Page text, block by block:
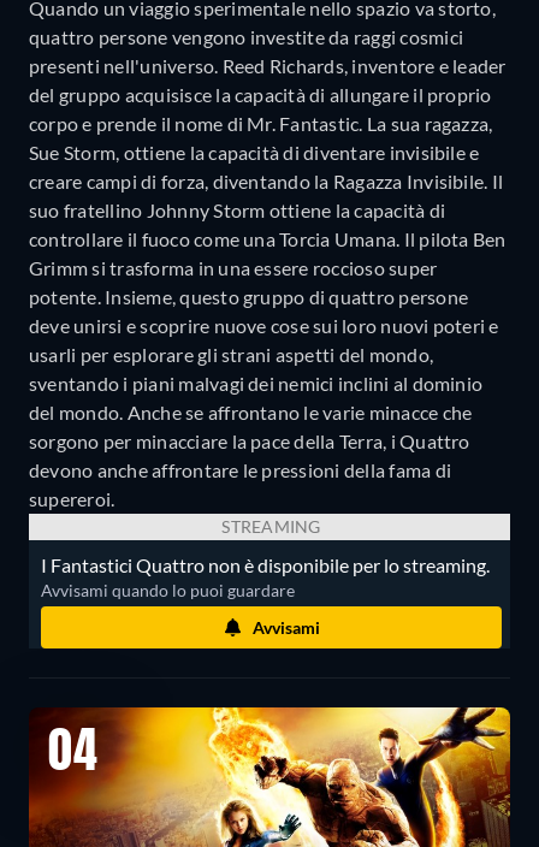
Quando un viaggio sperimentale nello spazio va storto,
quattro persone vengono investite da raggi cosmici
presenti nell'universo. Reed Richards, inventore e leader
del gruppo acquisisce la capacità di allungare il proprio
corpo e prende il nome di Mr. Fantastic. La sua ragazza,
Sue Storm, ottiene la capacità di diventare invisibile e
creare campi di forza, diventando la Ragazza Invisibile. Il
suo fratellino Johnny Storm ottiene la capacità di
controllare il fuoco come una Torcia Umana. Il pilota Ben
Grimm si trasforma in una essere roccioso super
potente. Insieme, questo gruppo di quattro persone
deve unirsi e scoprire nuove cose sui loro nuovi poteri e
usarli per esplorare gli strani aspetti del mondo,
sventando i piani malvagi dei nemici inclini al dominio
del mondo. Anche se affrontano le varie minacce che
sorgono per minacciare la pace della Terra, i Quattro
devono anche affrontare le pressioni della fama di
supereroi.
STREAMING
I Fantastici Quattro non è disponibile per lo streaming.
Avvisami quando lo puoi guardare
Avvisami
04